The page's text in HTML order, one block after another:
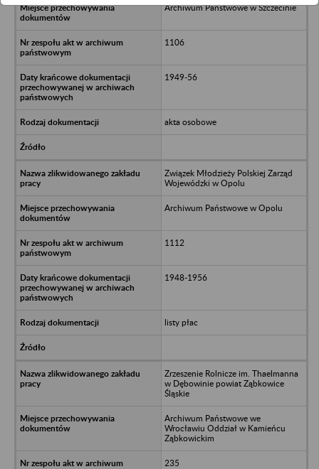
Archiwum Państwowe w Szczecinie
1106
1949-56
akta osobowe
Związek Młodzieży Polskiej Zarząd
Wojewódzki w Opolu
Archiwum Państwowe w Opolu
1112
1948-1956
listy płac
Zrzeszenie Rolnicze im. Thaelmanna
w Dębowinie powiat Ząbkowice
Śląskie
Archiwum Państwowe we
Wrocławiu Oddział w Kamieńcu
Ząbkowickim
235